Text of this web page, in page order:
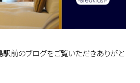
駅前のブログをご覧いただきありがと